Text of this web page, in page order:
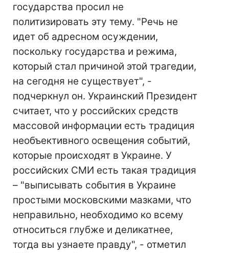
государства просил не
политизировать эту тему. "Речь не
идет об адресном осуждении,
поскольку государства и режима,
который стал причиной этой трагедии,
на сегодня не существует", -
подчеркнул он. Украинский Президент
считает, что у российских средств
массовой информации есть традиция
необъективного освещения событий,
которые происходят в Украине. У
российских СМИ есть такая традиция
– "выписывать события в Украине
простыми московскими мазками, что
неправильно, необходимо ко всему
относиться глубже и деликатнее,
тогда вы узнаете правду", - отметил